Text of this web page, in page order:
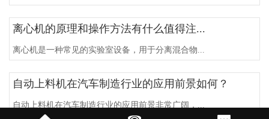
离心机的原理和操作方法有什么值得注...
离心机是一种常见的实验室设备，用于分离混合物...
自动上料机在汽车制造行业的应用前景如何？
自动上料机在汽车制造行业的应用前景非常广阔，...